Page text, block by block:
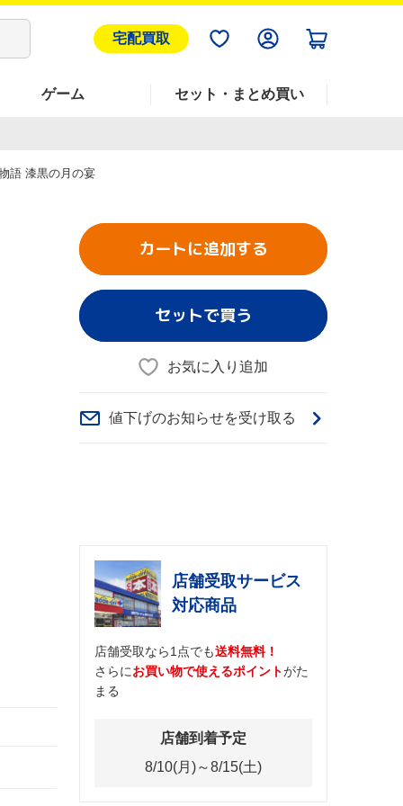
宅配買取
ゲーム セット・まとめ買い
語 漆黒の月の宴
カートに追加する
セットで買う
お気に入り追加
値下げのお知らせを受け取る
店舗受取サービス
対応商品
店舗受取なら1点でも送料無料！
さらにお買い物で使えるポイントがた
まる
店舗到着予定
8/10(月)～8/15(土)